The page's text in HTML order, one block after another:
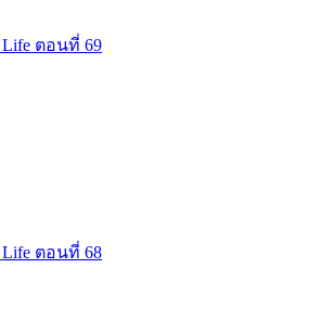
Life ตอนที่ 69
Life ตอนที่ 68